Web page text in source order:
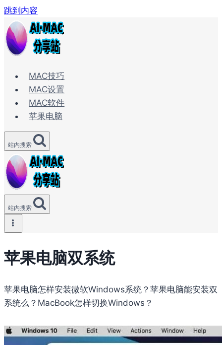
跳到内容
MAC技巧
MAC设置
MAC软件
苹果电脑
站内搜索
站内搜索
苹果电脑双系统
苹果电脑怎样安装微软Windows系统？苹果电脑能安装双
系统么？MacBook怎样切换Windows？